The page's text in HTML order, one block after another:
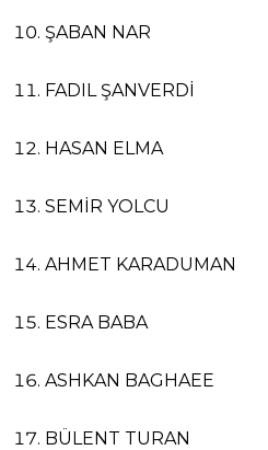
ŞABAN NAR
FADIL ŞANVERDİ
HASAN ELMA
SEMİR YOLCU
AHMET KARADUMAN
ESRA BABA
ASHKAN BAGHAEE
BÜLENT TURAN